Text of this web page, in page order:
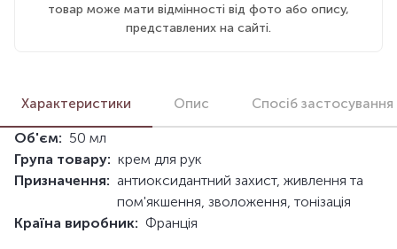
товар може мати відмінності від фото або опису,
представлених на сайті.
Характеристики Опис Спосіб застосування
Об'єм: 50 мл
Група товару: крем для рук
Призначення: антиоксидантний захист, живлення та
пом'якшення, зволоження, тонізація
Країна виробник: Франція